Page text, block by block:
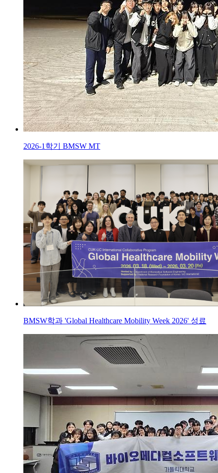
2026-1학기 BMSW MT
BMSW학과 'Global Healthcare Mobility Week 2026' 성료